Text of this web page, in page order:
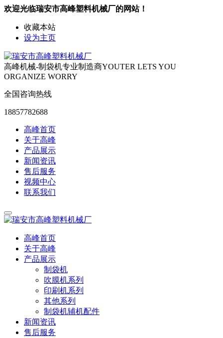
欢迎光临瑞安市高峰塑料机械厂的网站！
收藏本站
设为主页
高峰机械-制袋机专业制造商YOUTER LETS YOU
ORGANIZE WORRY
全国咨询热线
18857782688
高峰首页
关于高峰
产品展示
新闻资讯
售后服务
视频中心
联系我们
高峰首页
关于高峰
产品展示
制袋机
吹膜机系列
印刷机系列
其他系列
制袋机辅机配件
新闻资讯
售后服务